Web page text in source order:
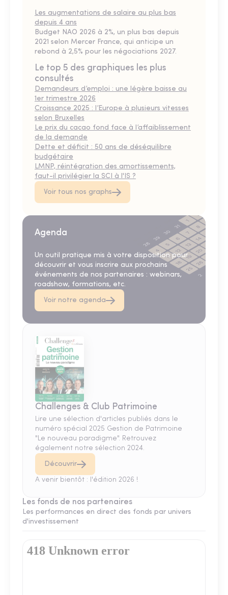
Les augmentations de salaire au plus bas
depuis 4 ans
Budget NAO 2026 à 2%, un plus bas depuis
2021 selon Mercer France, qui anticipe un
rebond à 2,5% pour les négociations 2027.
Le top 5 des graphiques les plus
consultés
Demandeurs d’emploi : une légère baisse au
1er trimestre 2026
Croissance 2025 : l’Europe à plusieurs vitesses
selon Bruxelles
Le prix du cacao fond face à l’affaiblissement
de la demande
Dette et déficit : 50 ans de déséquilibre
budgétaire
LMNP, réintégration des amortissements,
faut-il privilégier la SCI à l'IS ?
Voir tous nos graphs
Agenda
Un outil pratique mis à votre disposition pour
découvrir et vous inscrire aux prochains
événements de nos partenaires : webinars,
roadshow, formations, etc.
Voir notre agenda
Challenges & Club Patrimoine
Lire une sélection d'articles publiés dans le
numéro spécial 2025 Gestion de Patrimoine
"Le nouveau paradigme". Retrouvez
également notre sélection 2024.
Découvrir
A venir bientôt : l'édition 2026 !
Les fonds de nos partenaires
Les performances en direct des fonds par univers
d'investissement